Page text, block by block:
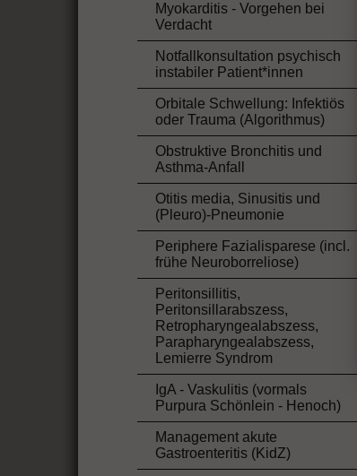
Myokarditis - Vorgehen bei
Verdacht
Notfallkonsultation psychisch
instabiler Patient*innen
Orbitale Schwellung: Infektiös
oder Trauma (Algorithmus)
Obstruktive Bronchitis und
Asthma-Anfall
Otitis media, Sinusitis und
(Pleuro)-Pneumonie
Periphere Fazialisparese (incl.
frühe Neuroborreliose)
Peritonsillitis,
Peritonsillarabszess,
Retropharyngealabszess,
Parapharyngealabszess,
Lemierre Syndrom
IgA - Vaskulitis (vormals
Purpura Schönlein - Henoch)
Management akute
Gastroenteritis (KidZ)